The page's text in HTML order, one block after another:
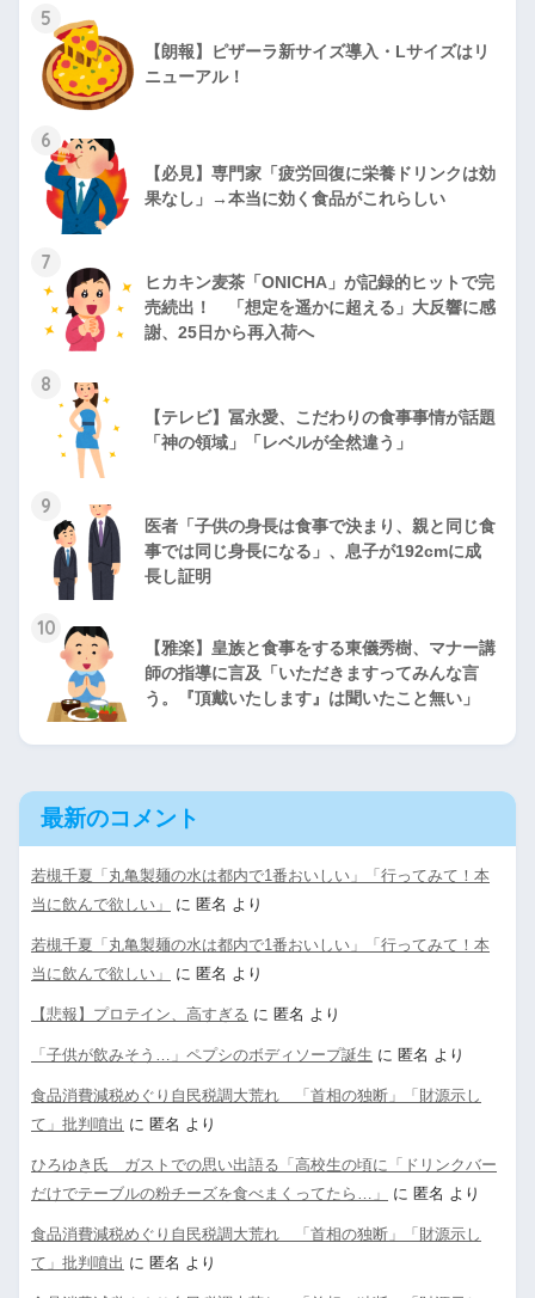
5
【朗報】ピザーラ新サイズ導入・Lサイズはリ
ニューアル！
6
【必見】専門家「疲労回復に栄養ドリンクは効
果なし」→本当に効く食品がこれらしい
7
ヒカキン麦茶「ONICHA」が記録的ヒットで完
売続出！ 「想定を遥かに超える」大反響に感
謝、25日から再入荷へ
8
【テレビ】冨永愛、こだわりの食事事情が話題
「神の領域」「レベルが全然違う」
9
医者「子供の身長は食事で決まり、親と同じ食
事では同じ身長になる」、息子が192cmに成
長し証明
10
【雅楽】皇族と食事をする東儀秀樹、マナー講
師の指導に言及「いただきますってみんな言
う。『頂戴いたします』は聞いたこと無い」
最新のコメント
若槻千夏「丸亀製麺の水は都内で1番おいしい」「行ってみて！本
当に飲んで欲しい」
に 匿名 より
若槻千夏「丸亀製麺の水は都内で1番おいしい」「行ってみて！本
当に飲んで欲しい」
に 匿名 より
【悲報】プロテイン、高すぎる に 匿名 より
「子供が飲みそう…」ペプシのボディソープ誕生 に 匿名 より
食品消費減税めぐり自民税調大荒れ 「首相の独断」「財源示し
て」批判噴出 に 匿名 より
ひろゆき氏 ガストでの思い出語る「高校生の頃に「ドリンクバー
だけでテーブルの粉チーズを食べまくってたら…」
に 匿名 より
食品消費減税めぐり自民税調大荒れ 「首相の独断」「財源示し
て」批判噴出 に 匿名 より